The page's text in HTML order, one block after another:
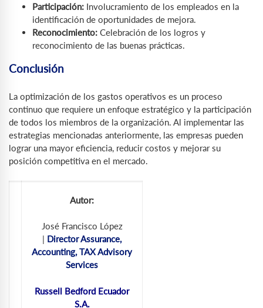
Participación: Involucramiento de los empleados en la
identificación de oportunidades de mejora.
Reconocimiento: Celebración de los logros y
reconocimiento de las buenas prácticas.
Conclusión
La optimización de los gastos operativos es un proceso
continuo que requiere un enfoque estratégico y la participación
de todos los miembros de la organización. Al implementar las
estrategias mencionadas anteriormente, las empresas pueden
lograr una mayor eficiencia, reducir costos y mejorar su
posición competitiva en el mercado.
Autor:
José Francisco López
| Director Assurance,
Accounting, TAX Advisory
Services
Russell Bedford Ecuador
S.A.